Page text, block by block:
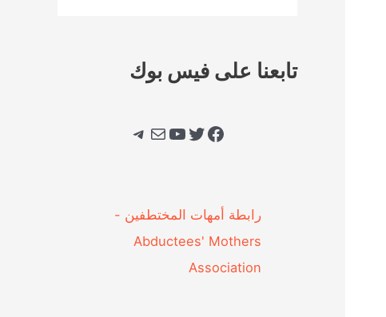
تابعنا على فيس بوك
فيسبوك تويتر يوتيوببريد تيليجرام
‎رابطة أمهات المختطفين -
Abductees' Mothers
Association‎